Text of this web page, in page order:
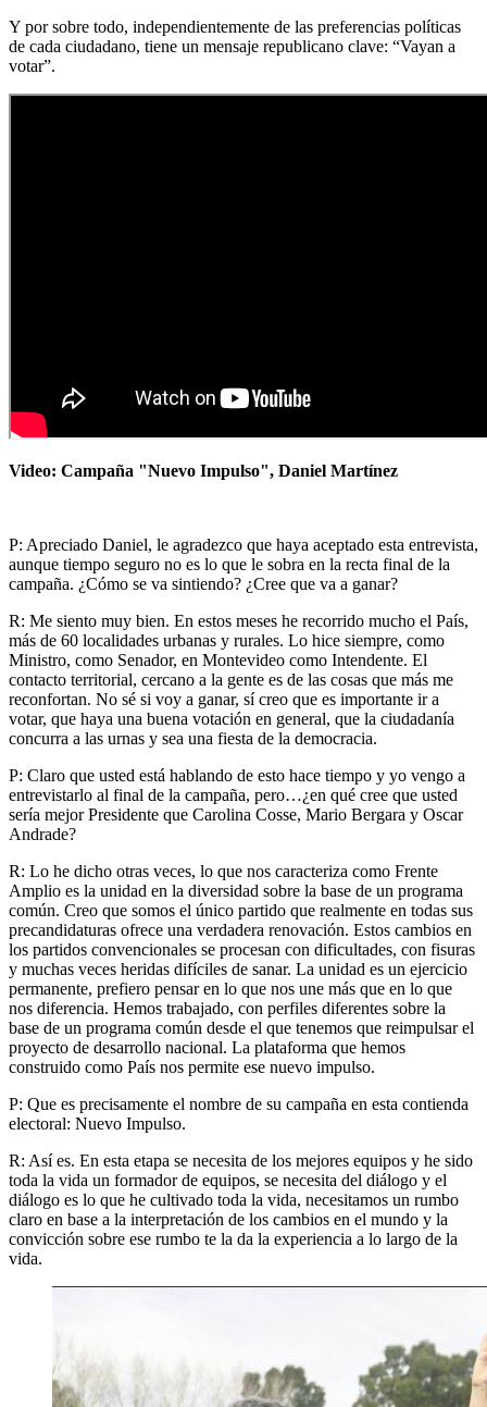
Y por sobre todo, independientemente de las preferencias políticas
de cada ciudadano, tiene un mensaje republicano clave: “Vayan a
votar”.
Video: Campaña "Nuevo Impulso", Daniel Martínez
P: Apreciado Daniel, le agradezco que haya aceptado esta entrevista,
aunque tiempo seguro no es lo que le sobra en la recta final de la
campaña. ¿Cómo se va sintiendo? ¿Cree que va a ganar?
R: Me siento muy bien. En estos meses he recorrido mucho el País,
más de 60 localidades urbanas y rurales. Lo hice siempre, como
Ministro, como Senador, en Montevideo como Intendente. El
contacto territorial, cercano a la gente es de las cosas que más me
reconfortan. No sé si voy a ganar, sí creo que es importante ir a
votar, que haya una buena votación en general, que la ciudadanía
concurra a las urnas y sea una fiesta de la democracia.
P: Claro que usted está hablando de esto hace tiempo y yo vengo a
entrevistarlo al final de la campaña, pero…¿en qué cree que usted
sería mejor Presidente que Carolina Cosse, Mario Bergara y Oscar
Andrade?
R: Lo he dicho otras veces, lo que nos caracteriza como Frente
Amplio es la unidad en la diversidad sobre la base de un programa
común. Creo que somos el único partido que realmente en todas sus
precandidaturas ofrece una verdadera renovación. Estos cambios en
los partidos convencionales se procesan con dificultades, con fisuras
y muchas veces heridas difíciles de sanar. La unidad es un ejercicio
permanente, prefiero pensar en lo que nos une más que en lo que
nos diferencia. Hemos trabajado, con perfiles diferentes sobre la
base de un programa común desde el que tenemos que reimpulsar el
proyecto de desarrollo nacional. La plataforma que hemos
construido como País nos permite ese nuevo impulso.
P: Que es precisamente el nombre de su campaña en esta contienda
electoral: Nuevo Impulso.
R: Así es. En esta etapa se necesita de los mejores equipos y he sido
toda la vida un formador de equipos, se necesita del diálogo y el
diálogo es lo que he cultivado toda la vida, necesitamos un rumbo
claro en base a la interpretación de los cambios en el mundo y la
convicción sobre ese rumbo te la da la experiencia a lo largo de la
vida.